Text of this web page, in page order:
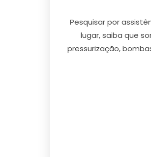
Pesquisar por
lugar, saiba que
pressurização,